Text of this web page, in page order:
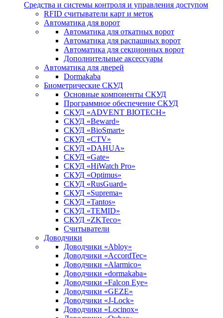
Средства и системы контроля и управления доступом
RFID считыватели карт и меток
Автоматика для ворот
Автоматика для откатных ворот
Автоматика для распашных ворот
Автоматика для секционных ворот
Дополнительные аксессуары
Автоматика для дверей
Dormakaba
Биометрические СКУД
Основные компоненты СКУД
Программное обеспечение СКУД
СКУД «ADVENT BIOTECH»
СКУД «Beward»
СКУД «BioSmart»
СКУД «CTV»
СКУД «DAHUA»
СКУД «Gate»
СКУД «HiWatch Pro»
СКУД «Optimus»
СКУД «RusGuard»
СКУД «Suprema»
СКУД «Tantos»
СКУД «TEMID»
СКУД «ZKTeco»
Считыватели
Доводчики
Доводчики «Abloy»
Доводчики «AccordTec»
Доводчики «Alarmico»
Доводчики «dormakaba»
Доводчики «Falcon Eye»
Доводчики «GEZE»
Доводчики «J-Lock»
Доводчики «Locinox»